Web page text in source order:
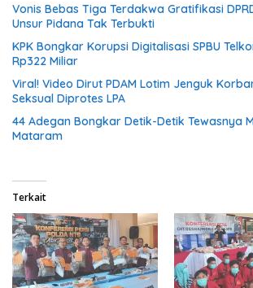
Vonis Bebas Tiga Terdakwa Gratifikasi
Unsur Pidana Tak Terbukti
KPK Bongkar Korupsi Digitalisasi SPBU
Rp322 Miliar
Viral! Video Dirut PDAM Lotim Jenguk
Seksual Diprotes LPA
44 Adegan Bongkar Detik-Detik Tewasnya
Mataram
Terkait